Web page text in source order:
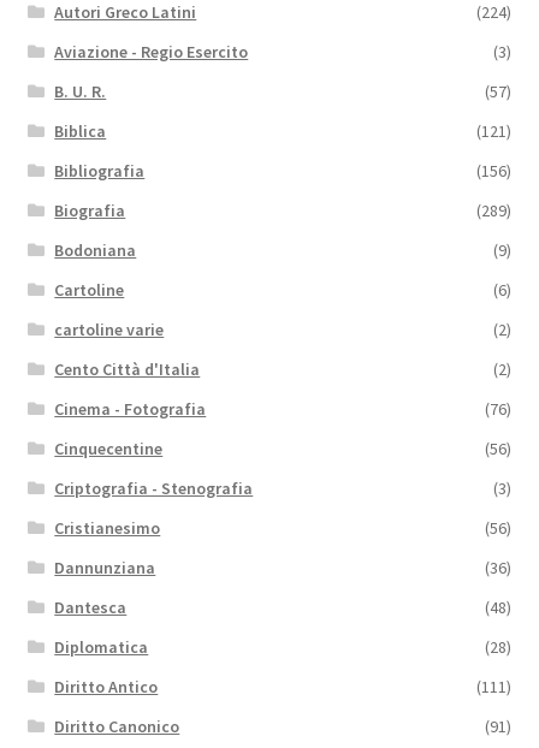
Autori Greco Latini
(224)
Aviazione - Regio Esercito
(3)
B. U. R.
(57)
Biblica
(121)
Bibliografia
(156)
Biografia
(289)
Bodoniana
(9)
Cartoline
(6)
cartoline varie
(2)
Cento Città d'Italia
(2)
Cinema - Fotografia
(76)
Cinquecentine
(56)
Criptografia - Stenografia
(3)
Cristianesimo
(56)
Dannunziana
(36)
Dantesca
(48)
Diplomatica
(28)
Diritto Antico
(111)
Diritto Canonico
(91)